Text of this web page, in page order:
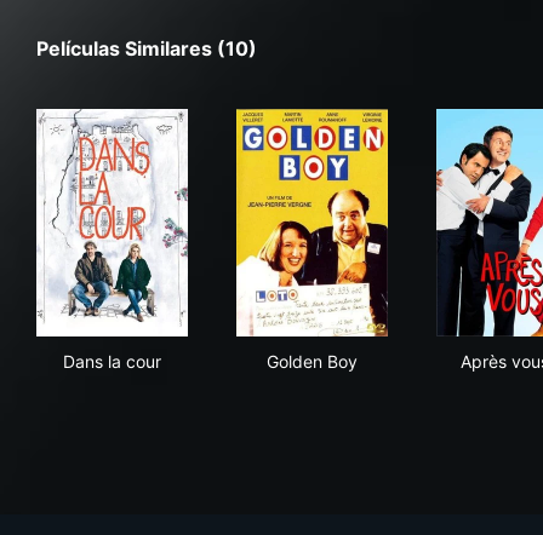
Películas Similares (10)
Dans la cour Golden Boy Après